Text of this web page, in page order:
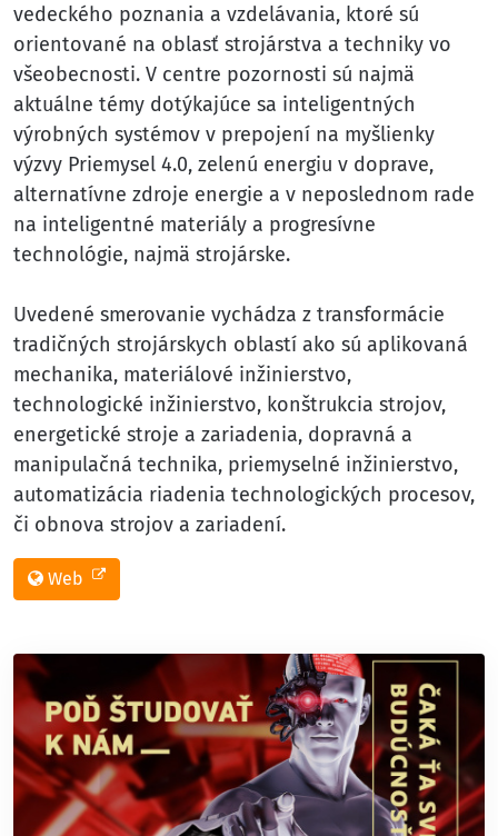
vedeckého poznania a vzdelávania, ktoré sú
orientované na oblasť strojárstva a techniky vo
všeobecnosti. V centre pozornosti sú najmä
aktuálne témy dotýkajúce sa inteligentných
výrobných systémov v prepojení na myšlienky
výzvy Priemysel 4.0, zelenú energiu v doprave,
alternatívne zdroje energie a v neposlednom rade
na inteligentné materiály a progresívne
technológie, najmä strojárske.
Uvedené smerovanie vychádza z transformácie
tradičných strojárskych oblastí ako sú aplikovaná
mechanika, materiálové inžinierstvo,
technologické inžinierstvo, konštrukcia strojov,
energetické stroje a zariadenia, dopravná a
manipulačná technika, priemyselné inžinierstvo,
automatizácia riadenia technologických procesov,
či obnova strojov a zariadení.
Web